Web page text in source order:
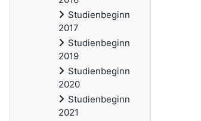
Studienbeginn
2017
Studienbeginn
2019
Studienbeginn
2020
Studienbeginn
2021